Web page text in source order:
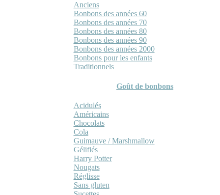
Anciens
Bonbons des années 60
Bonbons des années 70
Bonbons des années 80
Bonbons des années 90
Bonbons des années 2000
Bonbons pour les enfants
Traditionnels
Goût de bonbons
Acidulés
Américains
Chocolats
Cola
Guimauve / Marshmallow
Gélifiés
Harry Potter
Nougats
Réglisse
Sans gluten